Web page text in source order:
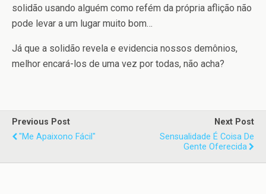
solidão usando alguém como refém da própria aflição não
pode levar a um lugar muito bom…
Já que a solidão revela e evidencia nossos demônios,
melhor encará-los de uma vez por todas, não acha?
Previous Post
"Me Apaixono Fácil"
Next Post
Sensualidade É Coisa De
Gente Oferecida